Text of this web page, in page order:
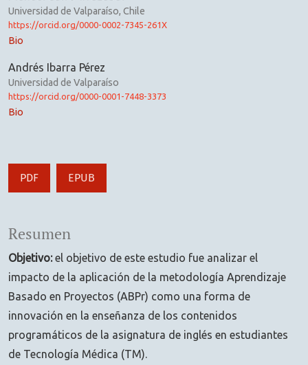
Universidad de Valparaíso, Chile
https://orcid.org/0000-0002-7345-261X
Bio
Andrés Ibarra Pérez
Universidad de Valparaíso
https://orcid.org/0000-0001-7448-3373
Bio
PDF EPUB
Resumen
Objetivo:el objetivo de este estudio fue analizar el
impacto de la aplicación de la metodología Aprendizaje
Basado en Proyectos (ABPr) como una forma de
innovación en la enseñanza de los contenidos
programáticos de la asignatura de inglés en estudiantes
de Tecnología Médica (TM).